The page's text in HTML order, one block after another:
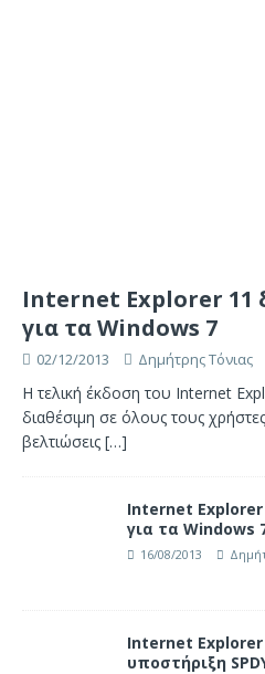
Internet Explorer 11
για τα Windows 7
02/12/2013 Δημήτρης Τόνιας
Η τελική έκδοση του Internet
διαθέσιμη σε όλους τους
βελτιώσεις […]
Internet Explorer
για τα Windows
16/08/2013
Internet
υποστήριξη